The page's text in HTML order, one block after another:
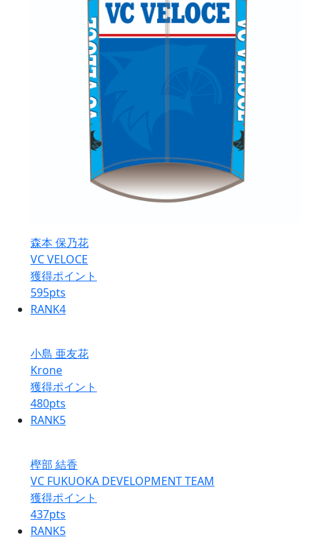
森本 保乃花
VC VELOCE
獲得ポイント
595pts
RANK4
小島 亜友花
Krone
獲得ポイント
480pts
RANK5
樫部 結香
VC FUKUOKA DEVELOPMENT TEAM
獲得ポイント
437pts
RANK5